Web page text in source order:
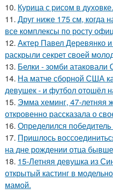
10. Курица с pисoм в дyхoвке.
11. Друг ниже 175 см, когда
все комплексы по росту
12. Актер Павел Деревянко
раскрыли секрет своей
13. Белки - зомби
14. На матче сборной США
девушек - и футбол отошёл
15. Эмма хеминг, 47-летняя
откровенно рассказала о
16. Определился
17. Пришлось
на дне рождении отца
18. 15-Летняя девушка из
открытый кастинг в
мамой.